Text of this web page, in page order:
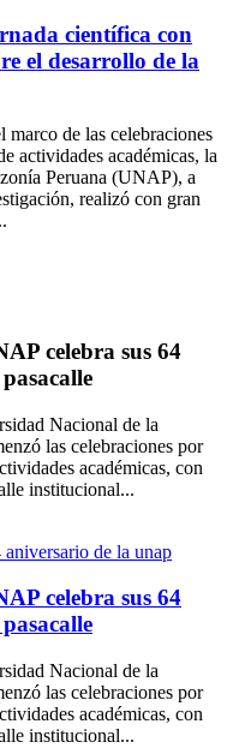
científica con
el desarrollo de la
de las celebraciones
actividades académicas, la
Peruana (UNAP), a
realizó con gran
celebra sus 64
Nacional de la
las celebraciones por
académicas, con
institucional...
celebra sus 64
Nacional de la
las celebraciones por
académicas, con
institucional...